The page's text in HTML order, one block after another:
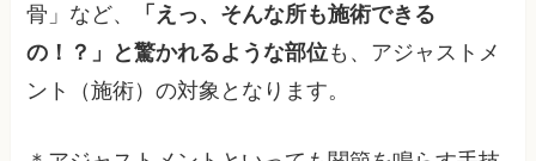
骨」など、
「えっ、そんな所も施術できる
の！？」と驚かれるような部位 も、アジャストメ
ント（施術）の対象となります。